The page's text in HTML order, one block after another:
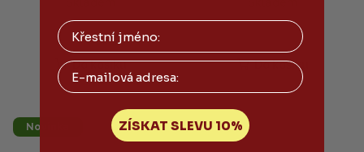
Do košíku Do košíku
Novinka
Email
ZÍSKAT SLEVU 10%